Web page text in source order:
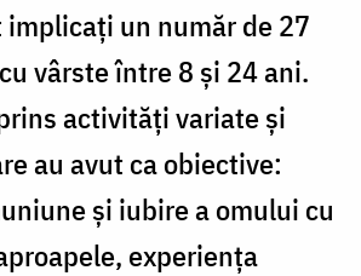
un număr de 27
vârste între 8 și 24 ani.
activități variate și
au avut ca obiective:
și iubire a omului cu
experiența